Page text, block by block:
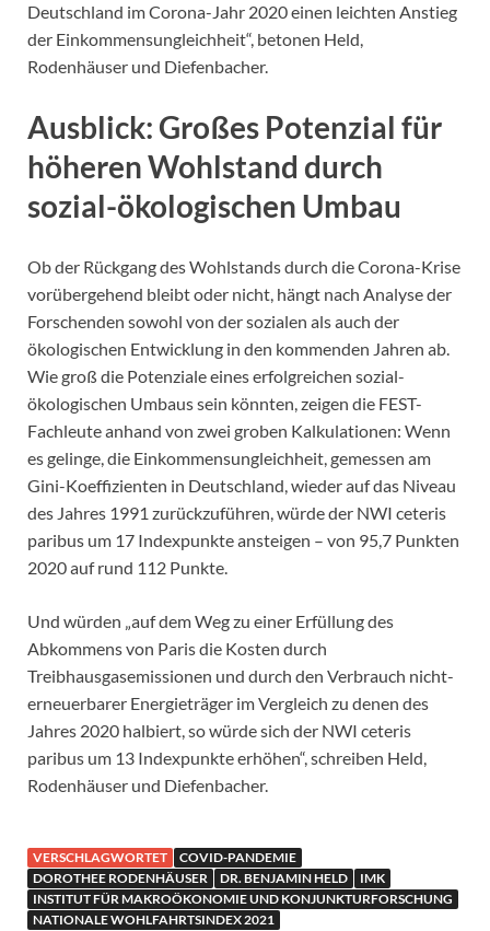
Deutschland im Corona-Jahr 2020 einen leichten Anstieg
der Einkommensungleichheit“, betonen Held,
Rodenhäuser und Diefenbacher.
Ausblick: Großes Potenzial für
höheren Wohlstand durch
sozial-ökologischen Umbau
Ob der Rückgang des Wohlstands durch die Corona-Krise
vorübergehend bleibt oder nicht, hängt nach Analyse der
Forschenden sowohl von der sozialen als auch der
ökologischen Entwicklung in den kommenden Jahren ab.
Wie groß die Potenziale eines erfolgreichen sozial-
ökologischen Umbaus sein könnten, zeigen die FEST-
Fachleute anhand von zwei groben Kalkulationen: Wenn
es gelinge, die Einkommensungleichheit, gemessen am
Gini-Koeffizienten in Deutschland, wieder auf das Niveau
des Jahres 1991 zurückzuführen, würde der NWI ceteris
paribus um 17 Indexpunkte ansteigen – von 95,7 Punkten
2020 auf rund 112 Punkte.
Und würden „auf dem Weg zu einer Erfüllung des
Abkommens von Paris die Kosten durch
Treibhausgasemissionen und durch den Verbrauch nicht-
erneuerbarer Energieträger im Vergleich zu denen des
Jahres 2020 halbiert, so würde sich der NWI ceteris
paribus um 13 Indexpunkte erhöhen“, schreiben Held,
Rodenhäuser und Diefenbacher.
VERSCHLAGWORTET
COVID-PANDEMIE
DOROTHEE RODENHÄUSER
DR. BENJAMIN HELD
IMK
INSTITUT FÜR MAKROÖKONOMIE UND KONJUNKTURFORSCHUNG
NATIONALE WOHLFAHRTSINDEX 2021